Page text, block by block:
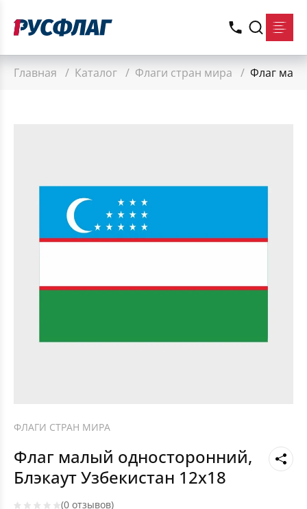
Главная / Каталог / Флаги стран мира / Флаг
ФЛАГИ СТРАН МИРА
Флаг малый односторонний,
Блэкаут Узбекистан 12х18
(0 отзывов)